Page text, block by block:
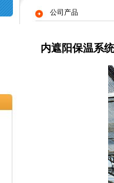
公司产品
内遮阳保温系统